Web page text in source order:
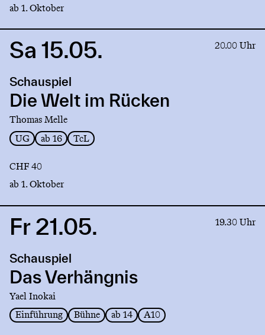
ab 1. Oktober
Link
Die
Welt
Rücken
Sa 15.05. 20.00 Uhr
Schauspiel
Die Welt im Rücken
Thomas Melle
UG
ab 16 TcL
CHF 40
ab 1. Oktober
Link
Das
Verhängnis
Fr 21.05. 19.30 Uhr
Schauspiel
Das Verhängnis
Yael Inokai
Einführung
Bühne ab 14 A10